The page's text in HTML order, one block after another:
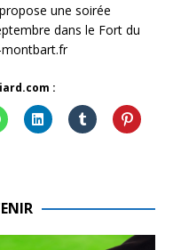
une soirée
dans le Fort du
: